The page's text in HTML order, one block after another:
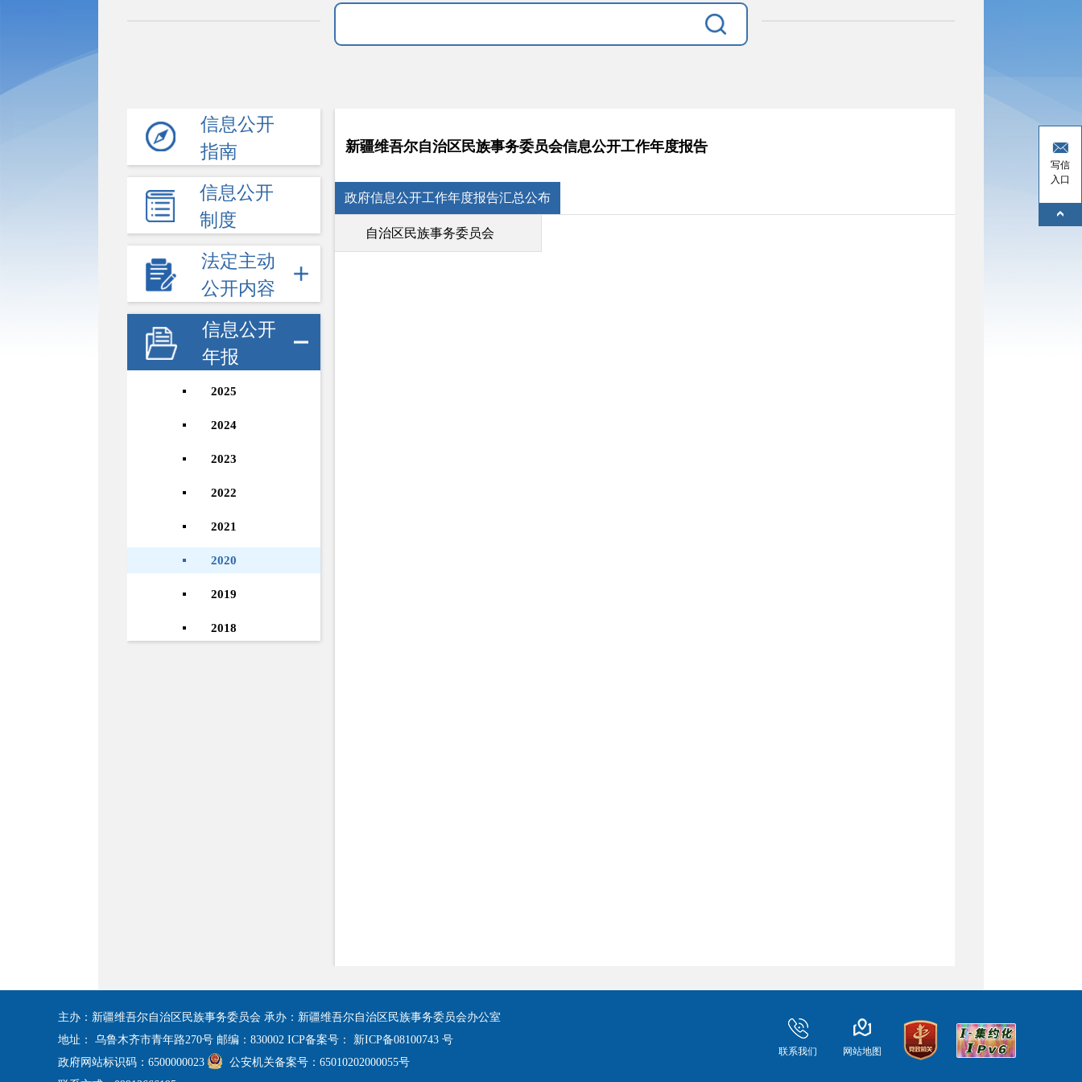
信息公开
指南
信息公开
制度
法定主动
公开内容
信息公开
年报
2025
2024
2023
2022
2021
2020
2019
2018
新疆维吾尔自治区民族事务委员会信息公开工作年度报告
政府信息公开工作年度报告汇总公布
自治区民族事务委员会
写信
入口
主办：新疆维吾尔自治区民族事务委员会 承办：新疆维吾尔自治区民族事务委员会办公室
地址： 乌鲁木齐市青年路270号 邮编：830002 ICP备案号： 新ICP备08100743 号
政府网站标识码：6500000023
公安机关备案号：65010202000055号
联系我们 网站地图